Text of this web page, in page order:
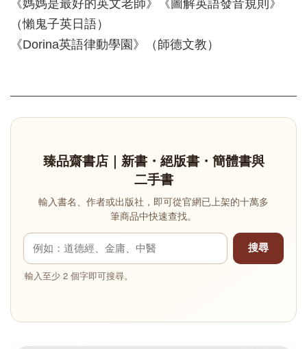
《媽媽是最好的英文老師》《圖解英語發音規則》
（懶鬼子英日語）
《Dorina英語律動學園》（師德文教）